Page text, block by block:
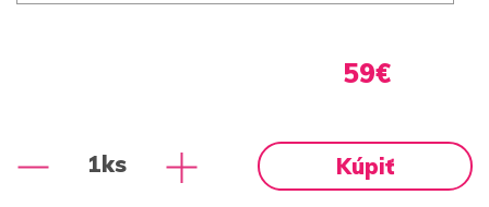
59€
1ks Kúpiť